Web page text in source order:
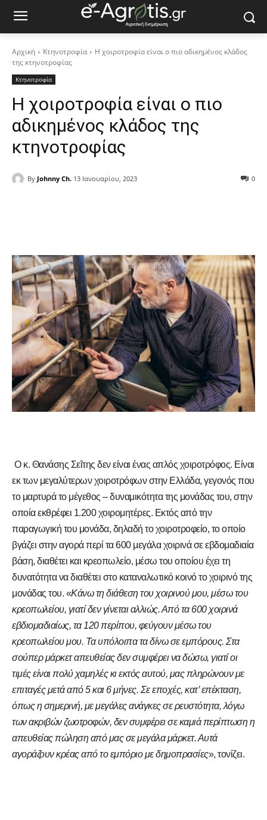
Αρχική Κτηνοτροφία
Η χοιροτροφία είναι ο πιο αδικημένος κλάδος
της κτηνοτροφίας
Κτηνοτροφία
Η χοιροτροφία είναι ο πιο
αδικημένος κλάδος της
κτηνοτροφίας
By Johnny Ch. 13 Ιανουαρίου, 2023 0
Ο κ. Θανάσης Σεΐτης δεν είναι ένας απλός χοιροτρόφος. Είναι
εκ των μεγαλύτερων χοιροτρόφων στην Ελλάδα, γεγονός που
το μαρτυρά το μέγεθος – δυναμικότητα της μονάδας του, στην
οποία εκθρέφει 1.200 χοιρομητέρες. Εκτός από την
παραγωγική του μονάδα, δηλαδή το χοιροτροφείο, το οποίο
βγάζει στην αγορά περί τα 600 μεγάλα χοιρινά σε εβδομαδιαία
βάση, διαθέτει και κρεοπωλείο, μέσω του οποίου έχει τη
δυνατότητα να διαθέτει στο καταναλωτικό κοινό το χοιρινό της
μονάδας του. «Κάνω τη διάθεση του χοιρινού μου, μέσω του
κρεοπωλείου, γιατί δεν γίνεται αλλιώς. Από τα 600 χοιρινά
εβδιομαδιαίως, τα 120 περίπου, φεύγουν μέσω του
κρεοπωλείου μου. Τα υπόλοιπα τα δίνω σε εμπόρους. Στα
σούπερ μάρκετ απευθείας δεν συμφέρει να δώσω, γιατί οι
τιμές είναι πολύ χαμηλές κι εκτός αυτού, μας πληρώνουν με
επιταγές μετά από 5 και 6 μήνες. Σε εποχές, κατ’ επέκταση,
όπως η σημερινή, με μεγάλες ανάγκες σε ρευστότητα, λόγω
των ακριβών ζωοτροφών, δεν συμφέρει σε καμιά περίπτωση η
απευθείας πώληση από μας σε μεγάλα μάρκετ. Αυτά
αγοράζουν κρέας από το εμπόριο με δημοπρασίες», τονίζει.